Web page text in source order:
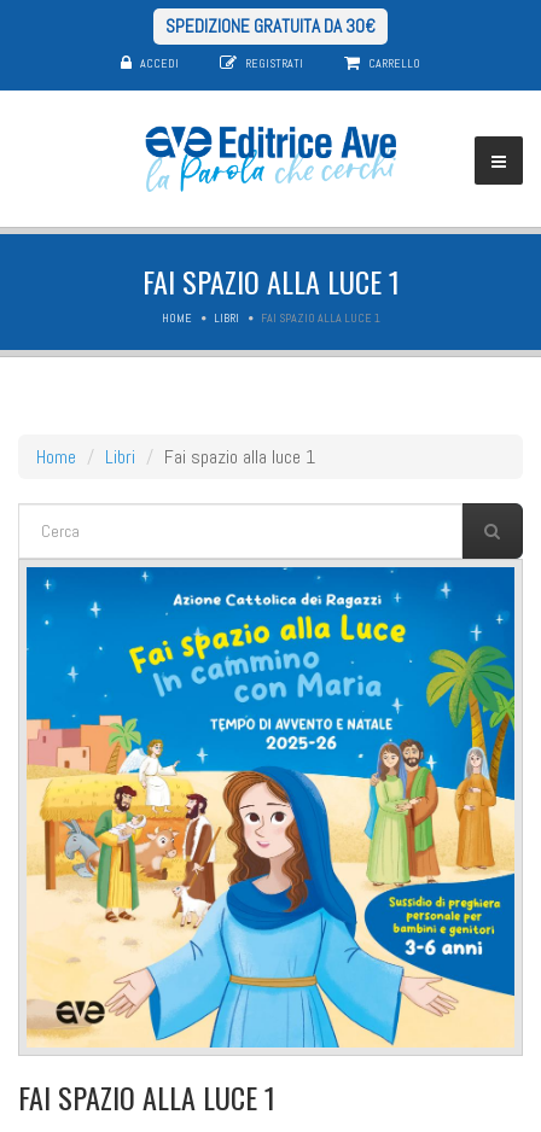
SPEDIZIONE GRATUITA DA 30€
ACCEDI REGISTRATI CARRELLO
FAI SPAZIO ALLA LUCE 1
HOME LIBRI FAI SPAZIO ALLA LUCE 1
Home Libri Fai spazio alla luce 1
FORM DI RICERCA
FAI SPAZIO ALLA LUCE 1